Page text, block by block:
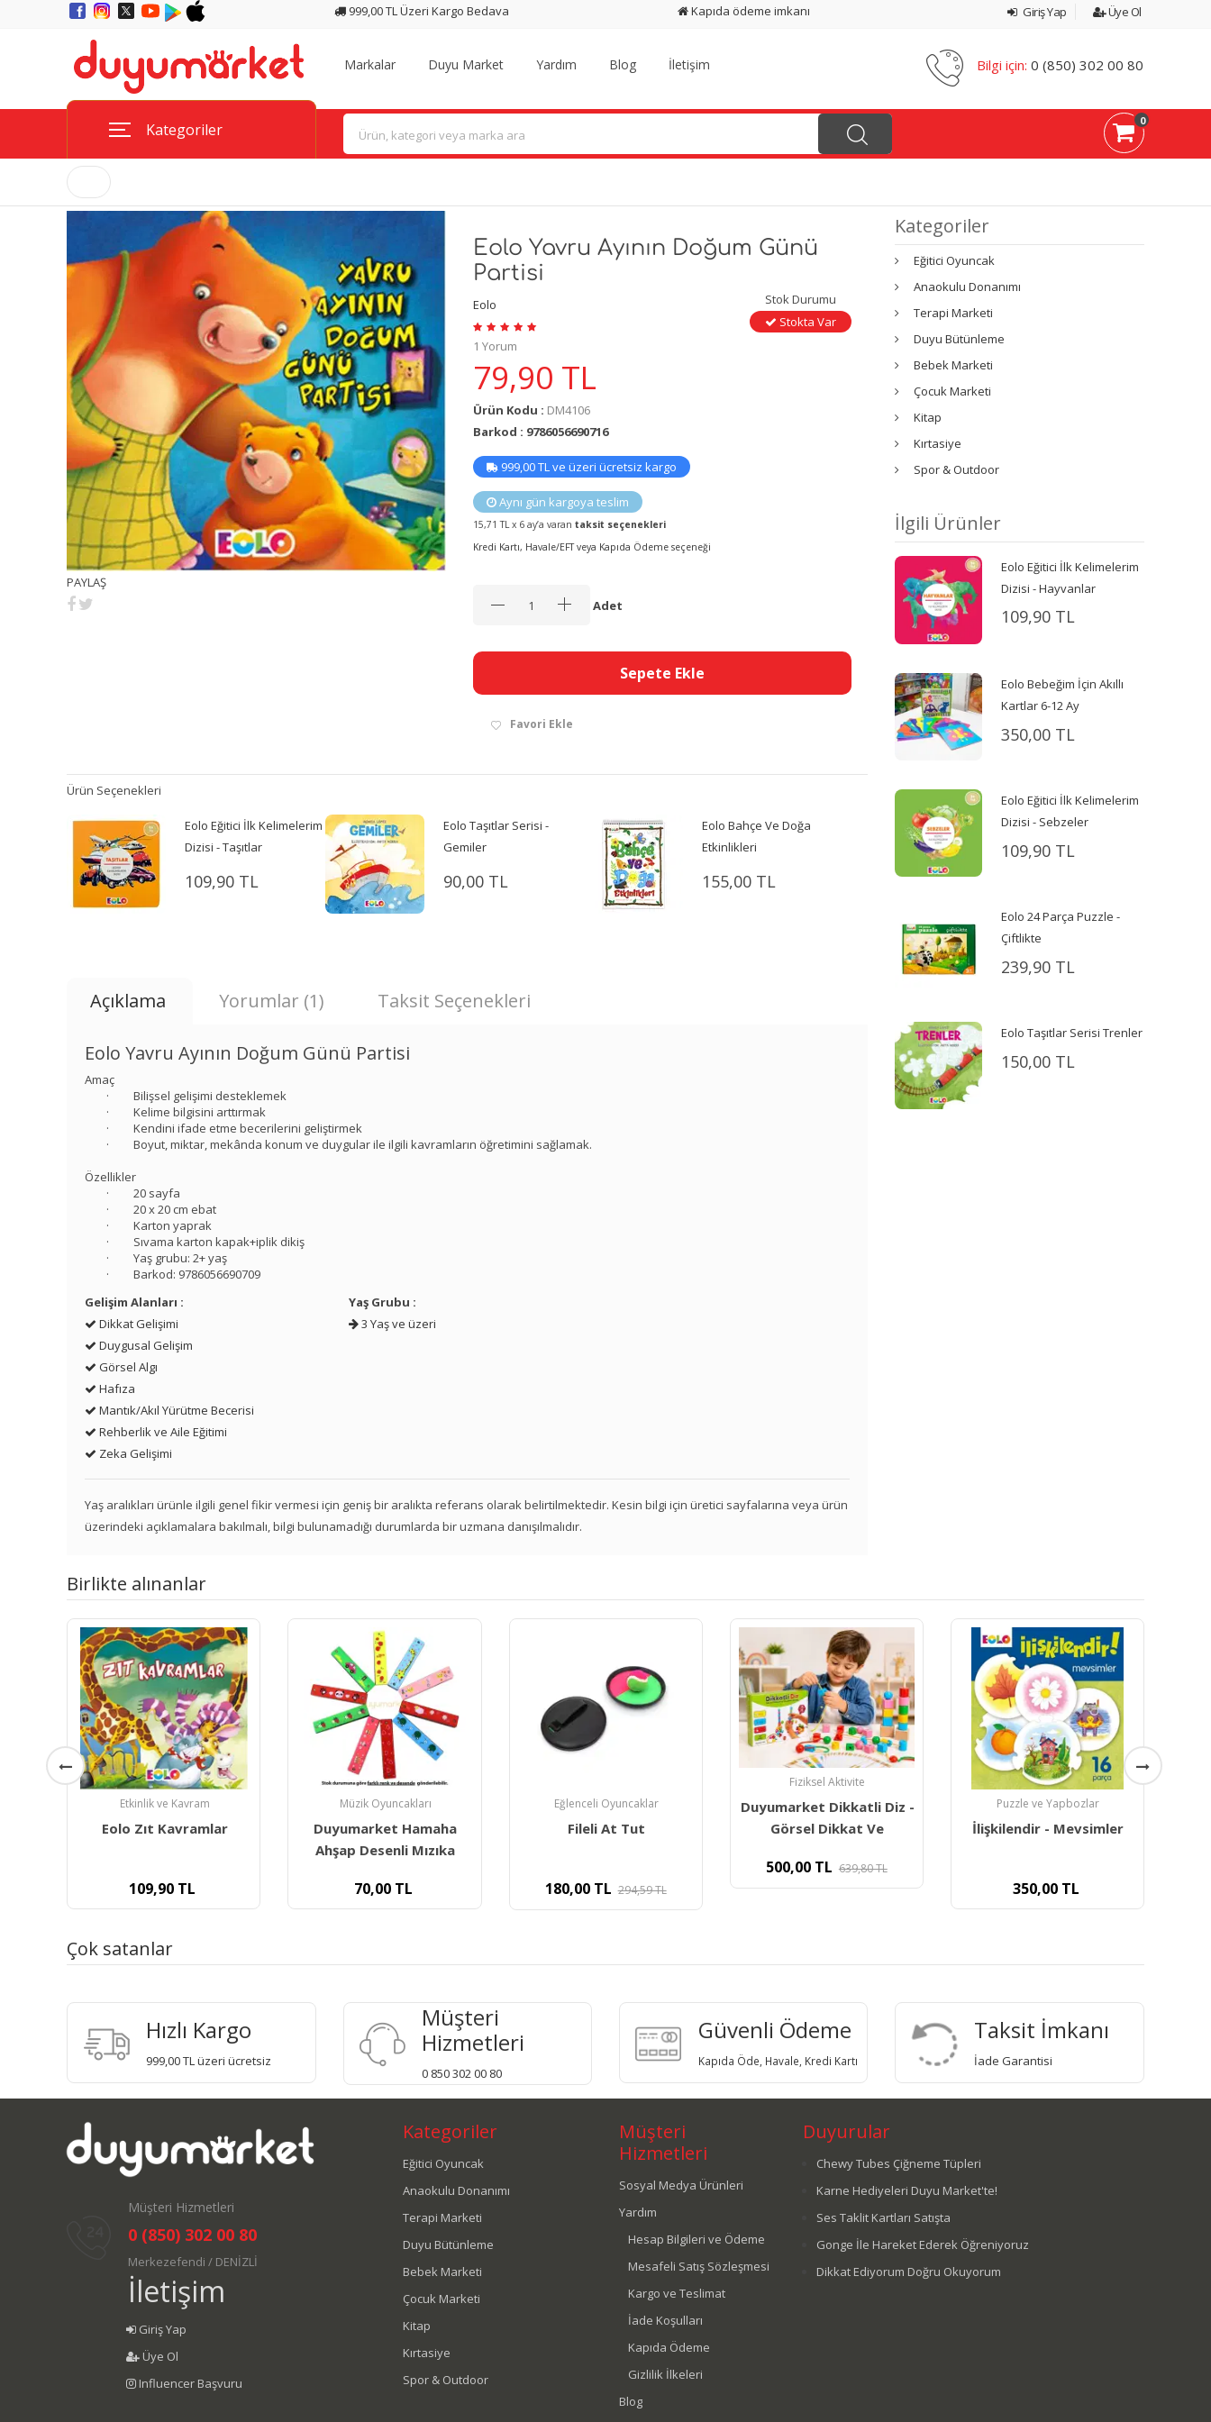
999,00 TL Üzeri Kargo Bedava Kapıda ödeme imkanı Giriş Yap Üye Ol
Markalar Duyu Market Yardım Blog İletişim Bilgi için: 0 (850) 302 00 80
Kategoriler 0
PAYLAŞ
Eolo Yavru Ayının Doğum Günü
Partisi
Eolo
1 Yorum
Stok Durumu
Stokta Var
79,90 TL
Ürün Kodu : DM4106
Barkod : 9786056690716
999,00 TL ve üzeri ücretsiz kargo
Aynı gün kargoya teslim
15,71 TL x 6 ay’a varan taksit seçenekleri
Kredi Kartı, Havale/EFT veya Kapıda Ödeme seçeneği
Adet
Sepete Ekle
Favori Ekle
Ürün Seçenekleri
Eolo Eğitici İlk Kelimelerim
Dizisi - Taşıtlar
109,90 TL
Eolo Taşıtlar Serisi -
Gemiler
90,00 TL
Eolo Bahçe Ve Doğa
Etkinlikleri
155,00 TL
Açıklama Yorumlar (1) Taksit Seçenekleri
Eolo Yavru Ayının Doğum Günü Partisi
Amaç
· Bilişsel gelişimi desteklemek
· Kelime bilgisini arttırmak
· Kendini ifade etme becerilerini geliştirmek
· Boyut, miktar, mekânda konum ve duygular ile ilgili kavramların öğretimini sağlamak.
Özellikler
· 20 sayfa
· 20 x 20 cm ebat
· Karton yaprak
· Sıvama karton kapak+iplik dikiş
· Yaş grubu: 2+ yaş
· Barkod: 9786056690709
Gelişim Alanları :
Dikkat Gelişimi
Duygusal Gelişim
Görsel Algı
Hafıza
Mantık/Akıl Yürütme Becerisi
Rehberlik ve Aile Eğitimi
Zeka Gelişimi
Yaş Grubu :
3 Yaş ve üzeri
Yaş aralıkları ürünle ilgili genel fikir vermesi için geniş bir aralıkta referans olarak belirtilmektedir. Kesin bilgi için üretici sayfalarına veya ürün
üzerindeki açıklamalara bakılmalı, bilgi bulunamadığı durumlarda bir uzmana danışılmalıdır.
Kategoriler
Eğitici Oyuncak
Anaokulu Donanımı
Terapi Marketi
Duyu Bütünleme
Bebek Marketi
Çocuk Marketi
Kitap
Kırtasiye
Spor & Outdoor
İlgili Ürünler
Eolo Eğitici İlk Kelimelerim
Dizisi - Hayvanlar
109,90 TL
Eolo Bebeğim İçin Akıllı
Kartlar 6-12 Ay
350,00 TL
Eolo Eğitici İlk Kelimelerim
Dizisi - Sebzeler
109,90 TL
Eolo 24 Parça Puzzle -
Çiftlikte
239,90 TL
Eolo Taşıtlar Serisi Trenler
150,00 TL
Birlikte alınanlar
Etkinlik ve Kavram
Eolo Zıt Kavramlar
109,90 TL
Müzik Oyuncakları
Duyumarket Hamaha
Ahşap Desenli Mızıka
70,00TL
Eğlenceli Oyuncaklar
Fileli At Tut
180,00TL 294,59TL
Fiziksel Aktivite
Duyumarket Dikkatli Diz -
Görsel Dikkat Ve
500,00TL 639,80TL
Puzzle ve Yapbozlar
İlişkilendir - Mevsimler
350,00TL
Çok satanlar
Hızlı Kargo
999,00 TL üzeri ücretsiz
Müşteri
Hizmetleri
0 850 302 00 80
Güvenli Ödeme
Kapıda Öde, Havale, Kredi Kartı
Taksit İmkanı
İade Garantisi
Müşteri Hizmetleri
0 (850) 302 00 80
Merkezefendi / DENİZLİ
İletişim
Giriş Yap
Üye Ol
Influencer Başvuru
Kategoriler
Eğitici Oyuncak
Anaokulu Donanımı
Terapi Marketi
Duyu Bütünleme
Bebek Marketi
Çocuk Marketi
Kitap
Kırtasiye
Spor & Outdoor
Müşteri
Hizmetleri
Sosyal Medya Ürünleri
Yardım
Hesap Bilgileri ve Ödeme
Mesafeli Satış Sözleşmesi
Kargo ve Teslimat
İade Koşulları
Kapıda Ödeme
Gizlilik İlkeleri
Blog
Duyurular
Chewy Tubes Çiğneme Tüpleri
Karne Hediyeleri Duyu Market'te!
Ses Taklit Kartları Satışta
Gonge İle Hareket Ederek Öğreniyoruz
Dikkat Ediyorum Doğru Okuyorum